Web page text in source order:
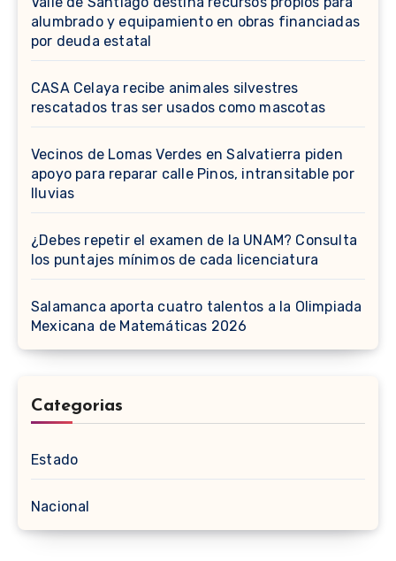
alumbrado y equipamiento en obras financiadas
por deuda estatal
CASA Celaya recibe animales silvestres
rescatados tras ser usados como mascotas
Vecinos de Lomas Verdes en Salvatierra piden
apoyo para reparar calle Pinos, intransitable por
lluvias
¿Debes repetir el examen de la UNAM? Consulta
los puntajes mínimos de cada licenciatura
Salamanca aporta cuatro talentos a la Olimpiada
Mexicana de Matemáticas 2026
Categorias
Estado
Nacional